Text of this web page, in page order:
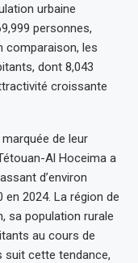
urbaine
personnes,
comparaison, les
dont 8,043
croissante
de leur
Al Hoceima a
d’environ
en 2024. La région de
sa population rurale
au cours de
suit cette tendance,